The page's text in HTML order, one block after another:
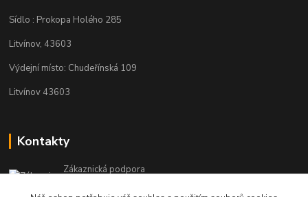
Sídlo : Prokopa Holého 285
Litvínov, 43603
Výdejní místo: Chudeřínská 109
Litvínov 43603
Kontakty
Zákaznická podpora